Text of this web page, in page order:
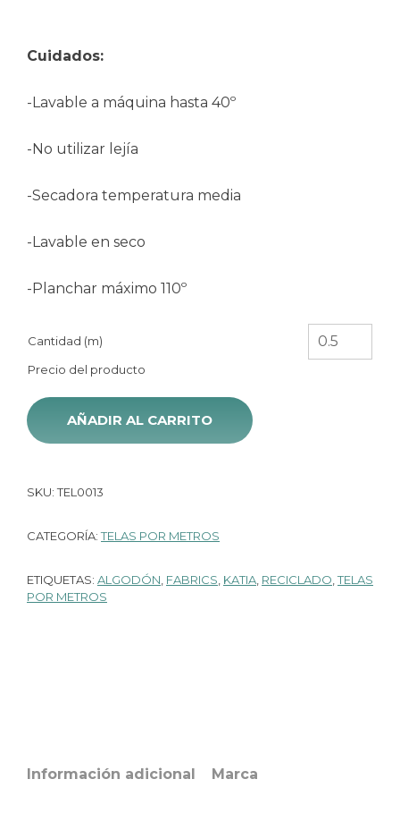
Cuidados:
-Lavable a máquina hasta 40º
-No utilizar lejía
-Secadora temperatura media
-Lavable en seco
-Planchar máximo 110º
Cantidad (m)
Precio del producto
AÑADIR AL CARRITO
SKU:TEL0013
CATEGORÍA:TELAS POR METROS
ETIQUETAS: ALGODÓN FABRICS KATIA RECICLADO ,TELAS
POR METROS
Información adicional Marca